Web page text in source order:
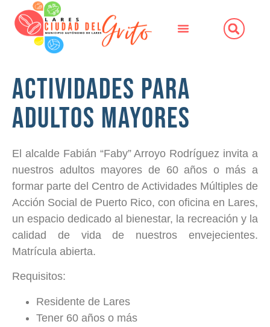
Actividades para
Adultos Mayores
El alcalde Fabián “Faby” Arroyo Rodríguez invita a
nuestros adultos mayores de 60 años o más a
formar parte del Centro de Actividades Múltiples de
Acción Social de Puerto Rico, con oficina en Lares,
un espacio dedicado al bienestar, la recreación y la
calidad de vida de nuestros envejecientes.
Matrícula abierta.
Requisitos:
Residente de Lares
Tener 60 años o más